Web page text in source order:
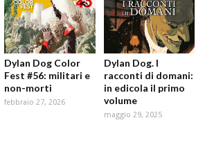
Dylan Dog Color
Fest #56: militari e
non-morti
febbraio 27, 2026
Dylan Dog. I
racconti di domani:
in edicola il primo
volume
maggio 29, 2025